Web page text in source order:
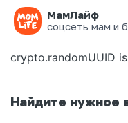
МамЛайф
соцсеть мам и
Ошибка на
crypto.randomUUID
Найдите нужное